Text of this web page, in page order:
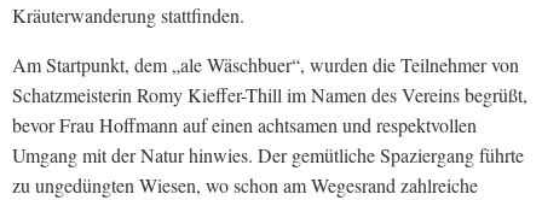
Kräuterwanderung stattfinden.
Am Startpunkt, dem „ale Wäschbuer“, wurden die Teilnehmer von
Schatzmeisterin Romy Kieffer-Thill im Namen des Vereins begrüßt,
bevor Frau Hoffmann auf einen achtsamen und respektvollen
Umgang mit der Natur hinwies. Der gemütliche Spaziergang führte
zu ungedüngten Wiesen, wo schon am Wegesrand zahlreiche